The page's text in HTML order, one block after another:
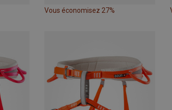
Vous économisez 27%